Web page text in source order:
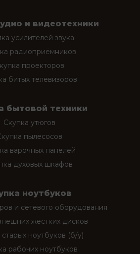
и видеотехники
усилителей звука
радиоприёмников
проекторов
битых телевизоров
бытовой техники
Скупка утюгов
пылесосов
варочных панелей
духовых шкафов
ноутбуков
и сетевого оборудования
жестких дисков
старых ноутбуков (б/у)
рабочих ноутбуков